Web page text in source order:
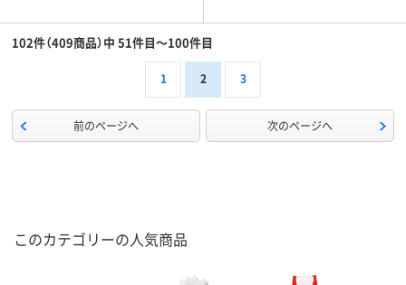
102件（409商品）中 51件目～100件目
1 2 3
前のページへ 次のページへ
このカテゴリーの人気商品